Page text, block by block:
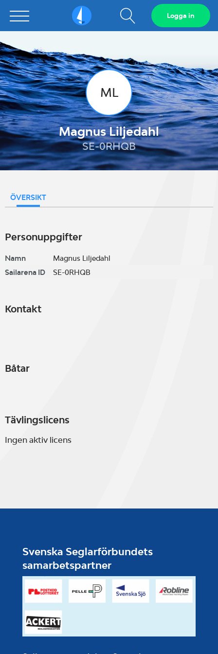
Sailarena Visa
sökfält
Logga in
ML
Magnus Liljedahl
SE-0RHQB
ÖVERSIKT
Personuppgifter
Namn
Magnus Liljedahl
Sailarena ID
SE-0RHQB
Kontakt
Båtar
Tävlingslicens
Ingen aktiv licens
Svenska Seglarförbundets
samarbetspartner